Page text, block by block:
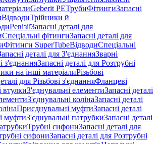
Geberit PEТрубиФітингиЗапасні
ВідводиТрійники й
РевізіїЗапасні деталі для
Спеціальні фітингиЗапасні деталі для
Фітинги SuperTubeВідводиСпеціальні
деталі для З'єднанняЗварні
з'єднанняЗапасні деталі для Розтрубні
на інші матеріалиРізьбові
для Різьбові з'єднанняФланцеві
втулкиЗ'єднувальні елементиЗапасні деталі
З'єднувальні колінаЗапасні деталі
Приєднувальні муфтиЗапасні деталі
муфтиЗ'єднувальні патрубкиЗапасні деталі
Трубні сифониЗапасні деталі для
сифониЗапасні деталі для Розтрубні